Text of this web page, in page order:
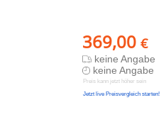
369,00 €
keine Angabe
keine Angabe
Preis kann jetzt höher sein
Jetzt live Preisvergleich starten!